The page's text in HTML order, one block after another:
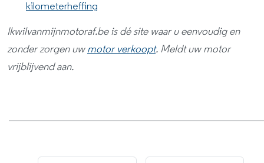
kilometerheffing
Ikwilvanmijnmotoraf.be is dé site waar u eenvoudig en
zonder zorgen uw motor verkoopt. Meldt uw motor
vrijblijvend aan.